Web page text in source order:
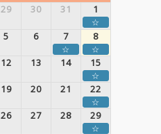
29 30 31 1
☆
5 6 7 8
☆ ☆
12 13 14 15
☆
19 20 21 22
☆
26 27 28 29
☆